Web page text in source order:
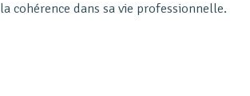
la cohérence dans sa vie professionnelle.